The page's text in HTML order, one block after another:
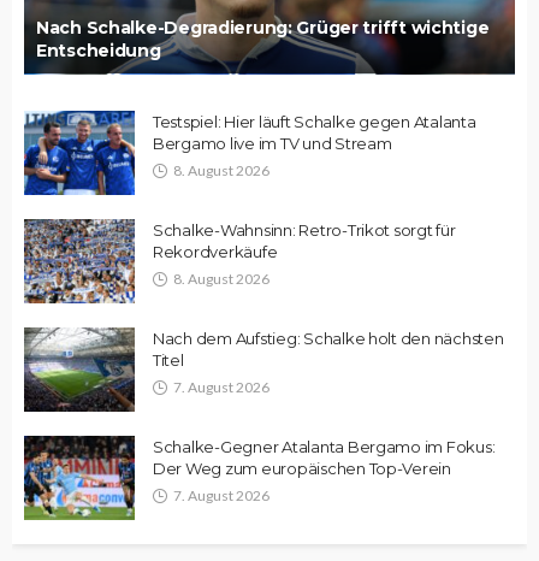
Nach Schalke-Degradierung: Grüger trifft wichtige
Entscheidung
Testspiel: Hier läuft Schalke gegen Atalanta
Bergamo live im TV und Stream
8. August 2026
Schalke-Wahnsinn: Retro-Trikot sorgt für
Rekordverkäufe
8. August 2026
Nach dem Aufstieg: Schalke holt den nächsten
Titel
7. August 2026
Schalke-Gegner Atalanta Bergamo im Fokus:
Der Weg zum europäischen Top-Verein
7. August 2026